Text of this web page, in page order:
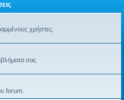
χρήστες.
σας
forum.